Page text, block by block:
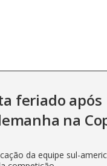
feriado após
na
da equipe sul-